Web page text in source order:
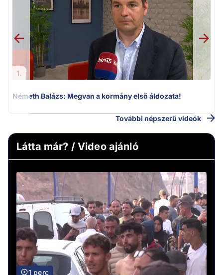
1.
Németh Balázs: Megvan a kormány első áldozata!
További népszerű videók
Látta már? / Video ajánló
1 perc